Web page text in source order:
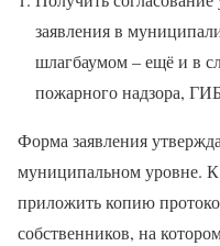
заявления в
шлагбаумом – ещё и в
пожарного надзора,
Форма заявления
муниципальном уровне.
приложить копию
собственников, на